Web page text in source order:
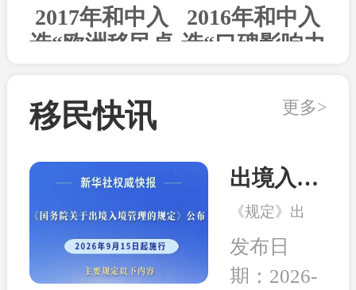
2017年和中入
选“欧洲移民卓
2016年和中入
选“口碑影响力
移民快讯 更多>
出境入境管理新规发布！移民服务监管升级，哪些机构更值得选择？
《规定》出
台，是我国完
善出入境管理
制度的重要举
发布日
期：2026-